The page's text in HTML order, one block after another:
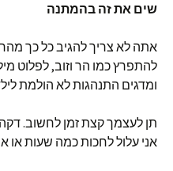
שים את זה בהמתנה
אתה לא צריך להגיב כל כך
להתפרץ כמו הר וזוב, לפלוט
ומדגים התנהגות לא הולמת
תן לעצמך קצת זמן לחשוב.
אני עלול לחכות כמה שעות או